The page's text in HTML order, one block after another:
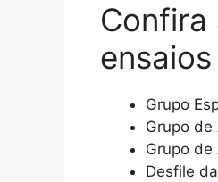
Confira
Grupo
Grupo de
Grupo de
Desfile